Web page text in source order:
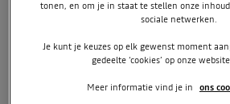
42 maanden Pseudo-eindheffing
+ € 60 per maand
36 maanden
tonen, en om je in staat te stellen onze
sociale netwerken.
Je kunt je keuzes op elk gewenst moment
gedeelte ‘cookies’ op onze
Meer informatie vind je in ons